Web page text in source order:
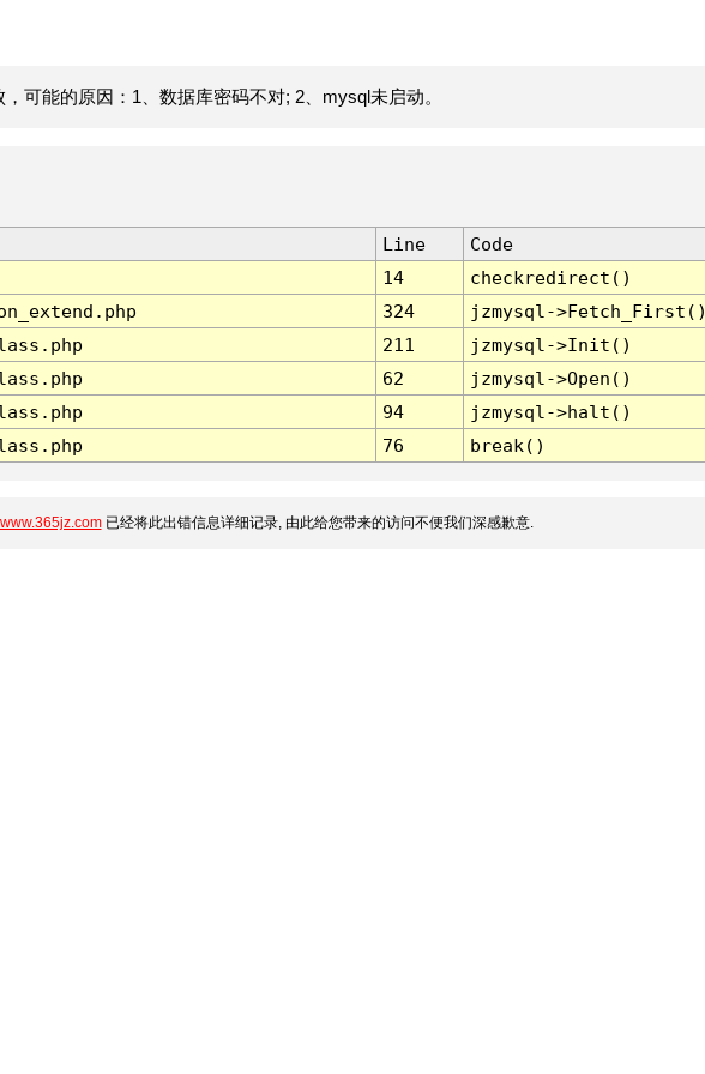
可能的原因：1、数据库密码不对; 2、mysql未启动。
Line
Code
14
checkredirect()
324
jzmysql-
211
jzmysql->Init()
62
jzmysql->Open()
94
jzmysql->halt()
76 break()
www.365jz.com已经将此出错信息详细记录, 由此给您带来的访问不便我们深感歉意.